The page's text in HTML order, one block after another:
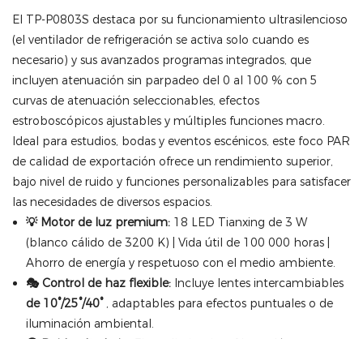
El TP-P0803S destaca por su funcionamiento ultrasilencioso
(el ventilador de refrigeración se activa solo cuando es
necesario) y sus avanzados programas integrados, que
incluyen atenuación sin parpadeo del 0 al 100 % con 5
curvas de atenuación seleccionables, efectos
estroboscópicos ajustables y múltiples funciones macro.
Ideal para estudios, bodas y eventos escénicos, este foco PAR
de calidad de exportación ofrece un rendimiento superior,
bajo nivel de ruido y funciones personalizables para satisfacer
las necesidades de diversos espacios.
💡 Motor de luz premium:18 LED Tianxing de 3 W
(blanco cálido de 3200 K) | Vida útil de 100 000 horas |
Ahorro de energía y respetuoso con el medio ambiente.
🎭 Control de haz flexible:Incluye lentes intercambiables
de 10°/25°/40°, adaptables para efectos puntuales o de
iluminación ambiental.